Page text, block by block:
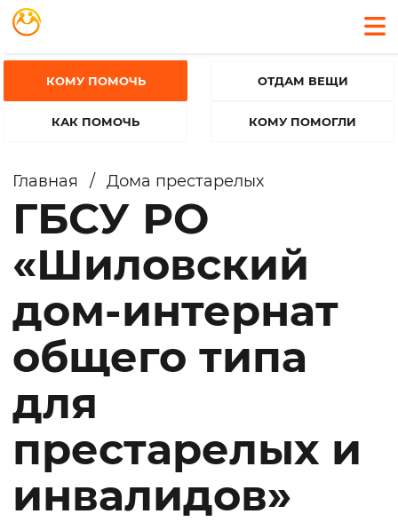
КОМУ ПОМОЧЬ
КАК ПОМОЧЬ
ОТДАМ ВЕЩИ
КОМУ ПОМОГЛИ
Главная / Дома престарелых
ГБСУ РО
«Шиловский
дом-интернат
общего типа
для
престарелых и
инвалидов»